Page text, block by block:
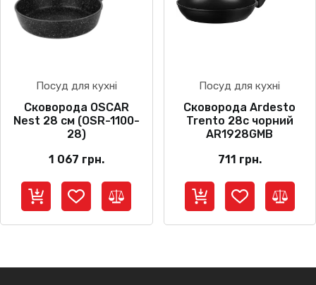
Посуд для кухні
Сковорода OSCAR
Nest 28 см (OSR-1100-
28)
1 067 грн.
Посуд для кухні
Сковорода Ardesto
Trento 28с чорний
AR1928GMB
711 грн.